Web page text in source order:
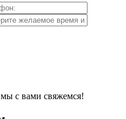
мы с вами свяжемся!